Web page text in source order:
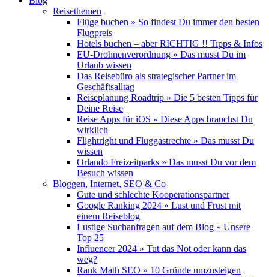
Reisethemen
Flüge buchen » So findest Du immer den besten
Flugpreis
Hotels buchen – aber RICHTIG !! Tipps & Infos
EU-Drohnenverordnung » Das musst Du im
Urlaub wissen
Das Reisebüro als strategischer Partner im
Geschäftsalltag
Reiseplanung Roadtrip » Die 5 besten Tipps für
Deine Reise
Reise Apps für iOS » Diese Apps brauchst Du
wirklich
Flightright und Fluggastrechte » Das musst Du
wissen
Orlando Freizeitparks » Das musst Du vor dem
Besuch wissen
Bloggen, Internet, SEO & Co
Gute und schlechte Kooperationspartner
Google Ranking 2024 » Lust und Frust mit
einem Reiseblog
Lustige Suchanfragen auf dem Blog » Unsere
Top 25
Influencer 2024 » Tut das Not oder kann das
weg?
Rank Math SEO » 10 Gründe umzusteigen